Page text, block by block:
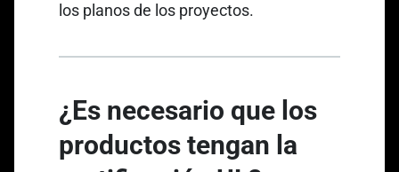
los planos de los proyectos.
¿Es necesario que los
productos tengan la